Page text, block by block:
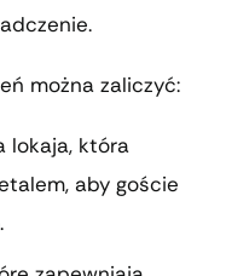
można zaliczyć:
lokaja, która
aby goście